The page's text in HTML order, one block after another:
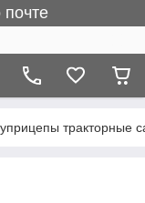
тракторные